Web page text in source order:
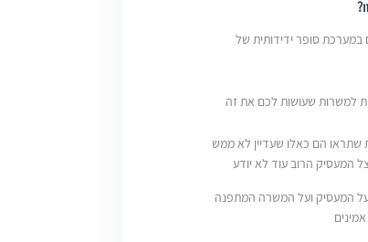
סופר ידידותית של
למשרות שעושות לכם את זה
שתראו הם כאלו שעדיין לא ממש
המעסיק הרוב עוד לא יודע
המעסיק ועל המשרה המתפנה